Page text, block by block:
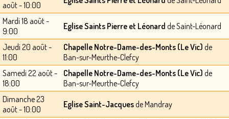
août - 10:00
Mardi 18 août -
9:00
Eglise Saints Pierre et Léonard de Saint-Léonard
Jeudi 20 août -
11:00
Chapelle Notre-Dame-des-Monts (Le Vic) de
Ban-sur-Meurthe-Clefcy
Samedi 22 août -
18:00
Chapelle Notre-Dame-des-Monts (Le Vic) de
Ban-sur-Meurthe-Clefcy
Dimanche 23
août - 10:00
Eglise Saint-Jacquesde Mandray